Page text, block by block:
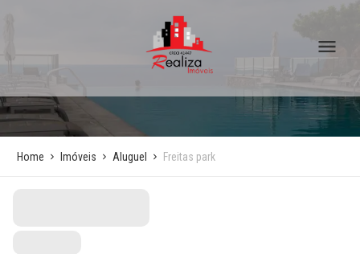
Home Imóveis Aluguel Freitas park